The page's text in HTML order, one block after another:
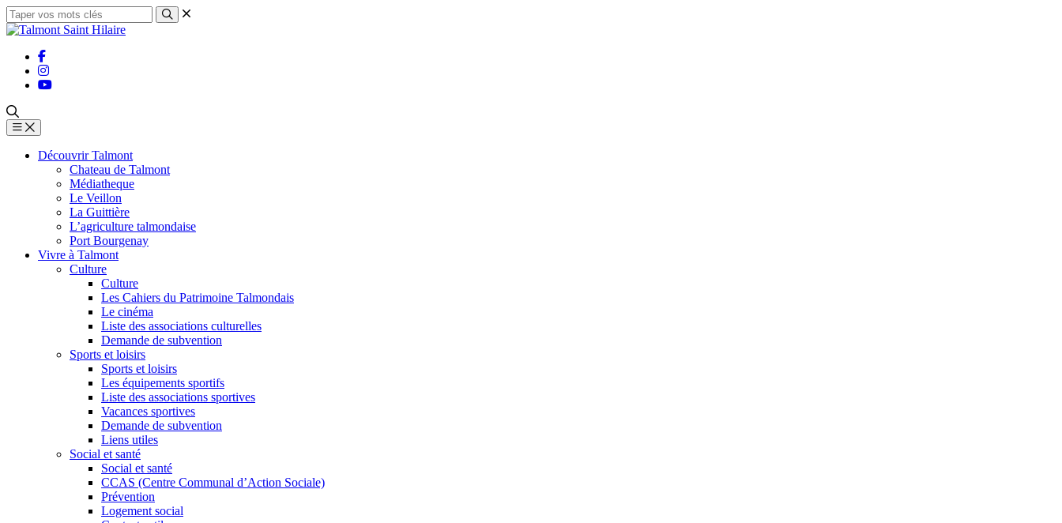
Découvrir Talmont
Chateau de Talmont
Médiatheque
Le Veillon
La Guittière
L’agriculture talmondaise
Port Bourgenay
Vivre à Talmont
Culture
Culture
Les Cahiers du Patrimoine Talmondais
Le cinéma
Liste des associations culturelles
Demande de subvention
Sports et loisirs
Sports et loisirs
Les équipements sportifs
Liste des associations sportives
Vacances sportives
Demande de subvention
Liens utiles
Social et santé
Social et santé
CCAS (Centre Communal d’Action Sociale)
Prévention
Logement social